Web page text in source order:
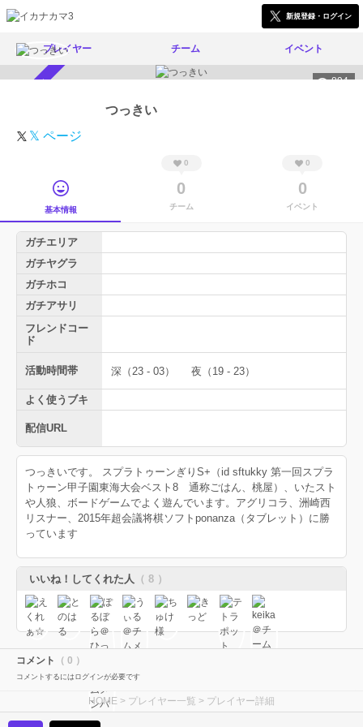
新規登録・ログイン
プレイヤー チーム イベント
894
つっきい
𝕏 ページ
基本情報
0
0
チーム
0
0
イベント
ガチエリア
ガチヤグラ
ガチホコ
ガチアサリ
フレンドコー
ド
活動時間帯 深（23 - 03） 夜（19 - 23）
よく使うブキ
配信URL
つっきいです。 スプラトゥーンぎりS+（id sftukky 第一回スプラ
トゥーン甲子園東海大会ベスト8 通称ごはん、桃屋）、いたスト
や人狼、ボードゲームでよく遊んでいます。アグリコラ、洲崎西
リスナー、2015年超会議将棋ソフトponanza（タブレット）に勝
っています
いいね！してくれた人 （ 8 ）
コメント （ 0 ）
コメントするにはログインが必要です
HOME > プレイヤー一覧 > プレイヤー詳細